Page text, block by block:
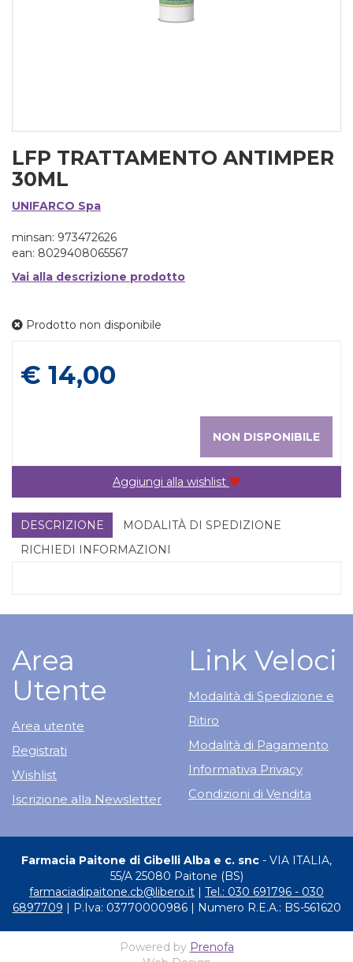
LFP TRATTAMENTO ANTIMPER
30ML
UNIFARCO Spa
minsan: 973472626
ean: 8029408065567
Vai alla descrizione prodotto
Prodotto non disponibile
Prezzo
€ 14,00
NON DISPONIBILE
Aggiungi alla wishlist
DESCRIZIONE
MODALITÀ DI SPEDIZIONE
RICHIEDI INFORMAZIONI
Area
Utente
Area utente
Registrati
Wishlist
Iscrizione alla Newsletter
Link Veloci
Modalità di Spedizione e
Ritiro
Modalità di Pagamento
Informativa Privacy
Condizioni di Vendita
Farmacia Paitone di Gibelli Alba e c. snc - VIA ITALIA,
55/A 25080 Paitone (BS)
farmaciadipaitone.cb@libero.it
Tel.: 030 691796 - 030
6897709 | P.Iva: 03770000986 | Numero R.E.A.: BS-561620
Powered by Prenofa